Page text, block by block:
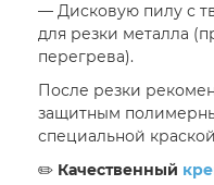
— Дисковую пилу с
для резки металла
перегрева).
После резки
защитным
специальной
✏️ Качественный